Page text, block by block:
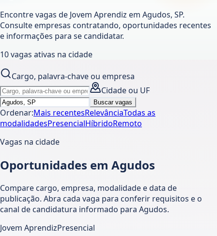
Encontre vagas de Jovem Aprendiz em Agudos, SP.
Consulte empresas contratando, oportunidades recentes
e informações para se candidatar.
10vagas ativas na cidade
Cargo, palavra-chave ou empresa
Cidade ou UF
Buscar vagas
Ordenar:Mais recentesRelevânciaTodas as
modalidadesPresencialHíbridoRemoto
Vagas na cidade
Oportunidades em Agudos
Compare cargo, empresa, modalidade e data de
publicação. Abra cada vaga para conferir requisitos e o
canal de candidatura informado para Agudos.
Jovem AprendizPresencial